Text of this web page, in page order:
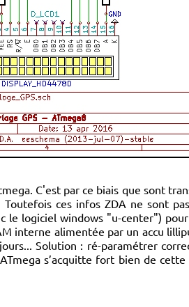
C'est par ce biais que sont
ces infos ZDA ne sont
logiciel windows "u-center")
interne alimentée par un accu
Solution : ré-paramétrer
s’acquitte fort bien de